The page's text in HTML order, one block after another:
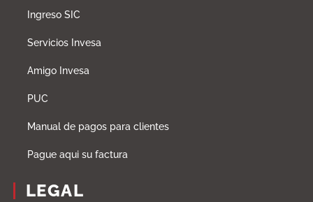
Ingreso SIC
Servicios Invesa
Amigo Invesa
PUC
Manual de pagos para clientes
Pague aqui su factura
LEGAL